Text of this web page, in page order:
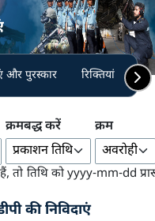
और पुरस्कार रिक्तियां
तो तिथि को yyyy-mm-dd
क्रमबद्ध करें क्रम
की निविदाएं